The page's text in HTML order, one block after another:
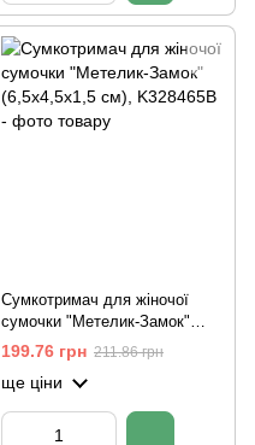
Сумкотримач для жіночої
сумочки "Метелик-Замок"
(6,5х4,5х1,5 см)
199.76 грн 211.86 грн
ще ціни